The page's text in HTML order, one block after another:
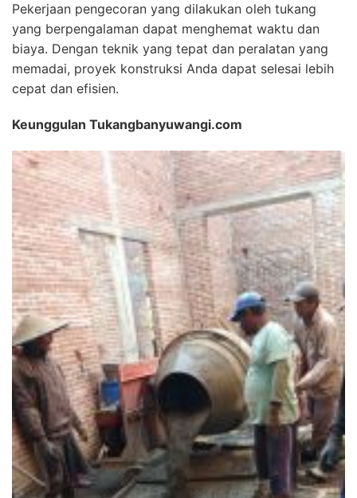
Pekerjaan pengecoran yang dilakukan oleh tukang
yang berpengalaman dapat menghemat waktu dan
biaya. Dengan teknik yang tepat dan peralatan yang
memadai, proyek konstruksi Anda dapat selesai lebih
cepat dan efisien.
Keunggulan Tukangbanyuwangi.com